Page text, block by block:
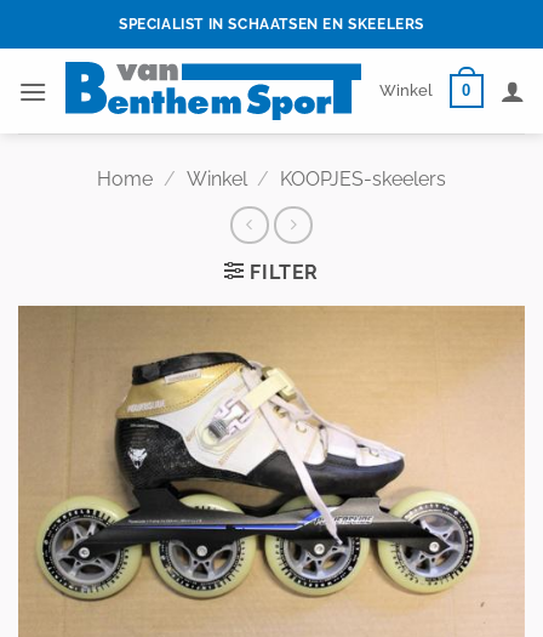
to
SPECIALIST IN SCHAATSEN EN SKEELERS
Winkel 0
Home / Winkel / KOOPJES-skeelers
FILTER